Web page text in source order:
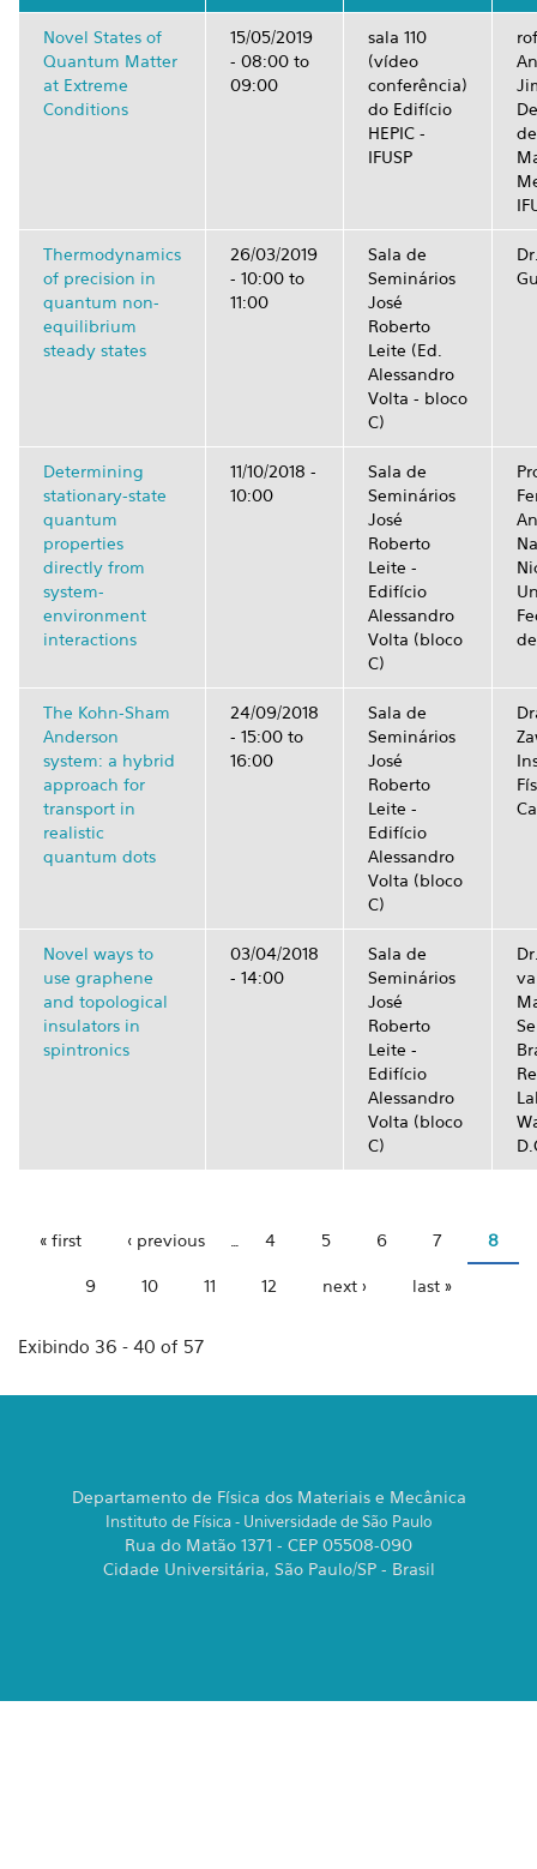
Novel States of
Quantum Matter
at Extreme
Conditions
15/05/2019
- 08:00 to
09:00
sala 110
(vídeo
conferência)
do Edifício
HEPIC -
IFUSP
Thermodynamics
of precision in
quantum non-
equilibrium
steady states
26/03/2019
- 10:00 to
11:00
Sala de
Seminários
José
Roberto
Leite (Ed.
Alessandro
Volta - bloco
C)
Determining
stationary-state
quantum
properties
directly from
system-
environment
interactions
11/10/2018 -
10:00
Sala de
Seminários
José
Roberto
Leite -
Edifício
Alessandro
Volta (bloco
C)
The Kohn-Sham
Anderson
system: a hybrid
approach for
transport in
realistic
quantum dots
24/09/2018
- 15:00 to
16:00
Sala de
Seminários
José
Roberto
Leite -
Edifício
Alessandro
Volta (bloco
C)
Novel ways to
use graphene
and topological
insulators in
spintronics
03/04/2018
- 14:00
Sala de
Seminários
José
Roberto
Leite -
Edifício
Alessandro
Volta (bloco
C)
« first ‹ previous 4 5 6 7 8
9 10 11 12 next › last »
Exibindo 36 - 40 of 57
Departamento de Física dos Materiais e Mecânica
Instituto de Física - Universidade de São Paulo
Rua do Matão 1371 - CEP 05508-090
Cidade Universitária, São Paulo/SP - Brasil